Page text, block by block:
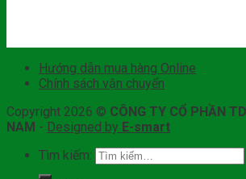
Hướng dẫn mua hàng Online
Chính sách vận chuyển
Copyright 2026 © CÔNG TY CỔ PHẦN
NAM - Designed by E-smart
Tìm kiếm: